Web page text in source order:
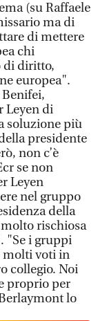
(su Raffaele
ma di
di mettere
chi
di diritto,
europea".
Leyen di
soluzione più
presidente
non c’è
se non
Leyen
nel gruppo
della
rischiosa
"Se i gruppi
molti voti in
collegio. Noi
proprio per
lo